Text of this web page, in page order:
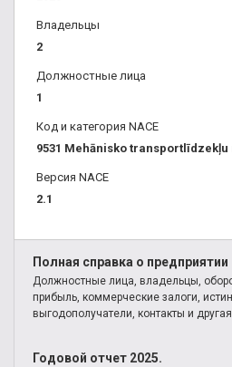
Владельцы
2
Должностные лица
1
Код и категория NACE
9531 Mehānisko
Версия NACE
2.1
Полная справка о предприятии
Должностные лица, владельцы,
прибыль, коммерческие залоги,
выгодополучатели, контакты и
Годовой отчет 2025.